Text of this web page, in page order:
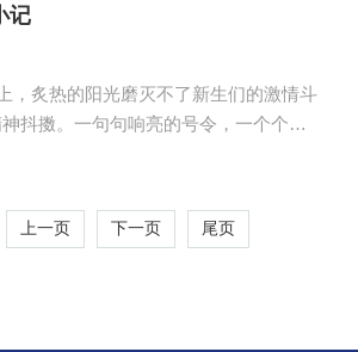
记
，炙热的阳光磨灭不了新生们的激情斗
抖擞。一句句响亮的号令，一个个整
浇灌力量。 一项“七手八
生参与到其中。三营分为三个方阵，每
上一页 下一页 尾页